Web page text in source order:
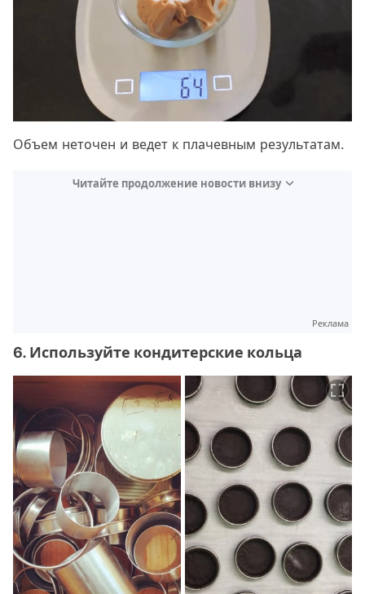
Объем неточен и ведет к плачевным результатам.
Читайте продолжение новости внизу
Реклама
6. Используйте кондитерские кольца